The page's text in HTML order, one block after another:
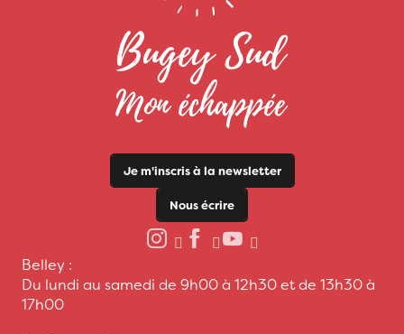
Je m'inscris à la newsletter
Nous écrire
Belley :
Du lundi au samedi de 9h00 à 12h30 et de 13h30 à
17h00